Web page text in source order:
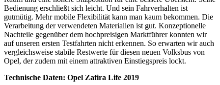
Bedienung erschließt sich leicht. Und sein Fahrverhalten ist
gutmütig. Mehr mobile Flexibilität kann man kaum bekommen. Die
Verarbeitung der verwendeten Materialien ist gut. Konzeptionelle
Nachteile gegenüber dem hochpreisigen Marktführer konnten wir
auf unseren ersten Testfahrten nicht erkennen. So erwarten wir auch
vergleichsweise stabile Restwerte für diesen neuen Volksbus von
Opel, der zudem mit einem attraktiven Einstiegspreis lockt.
Technische Daten: Opel Zafira Life 2019